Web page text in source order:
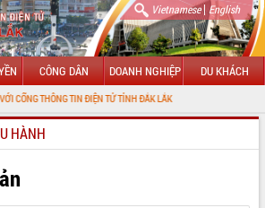
Vietnamese| English
CÔNG DÂN DOANH NGHIỆP DU KHÁCH
TIN ĐIỆN TỬ TỈNH ĐẮK LẮK
HÀNH